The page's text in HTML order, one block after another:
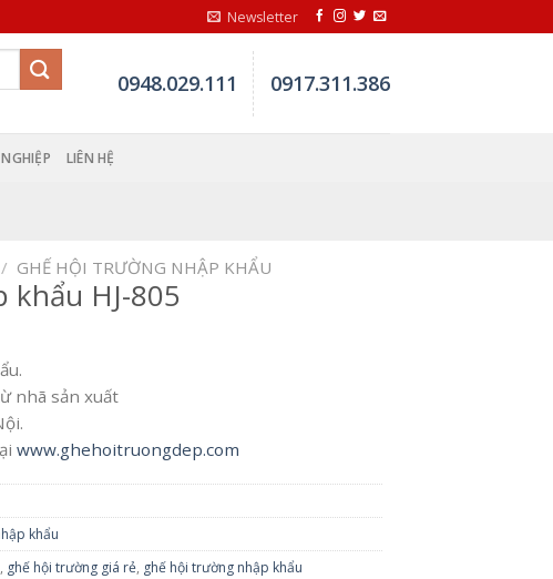
Newsletter
0948.029.111 0917.311.386
LIÊN HỆ
/ GHẾ HỘI TRƯỜNG NHẬP KHẨU
HJ-805
nhã sản xuất
www.ghehoitruongdep.com
khẩu
, ghế hội trường giá rẻ, ghế hội trường nhập khẩu